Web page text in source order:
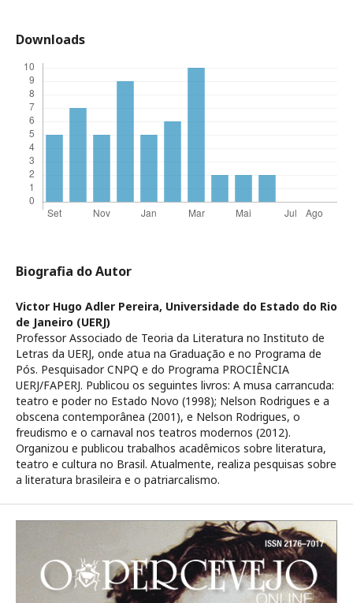
Downloads
Biografia do Autor
Victor Hugo Adler Pereira, Universidade do Estado do Rio
de Janeiro (UERJ)
Professor Associado de Teoria da Literatura no Instituto de
Letras da UERJ, onde atua na Graduação e no Programa de
Pós. Pesquisador CNPQ e do Programa PROCIÊNCIA
UERJ/FAPERJ. Publicou os seguintes livros: A musa carrancuda:
teatro e poder no Estado Novo (1998); Nelson Rodrigues e a
obscena contemporânea (2001), e Nelson Rodrigues, o
freudismo e o carnaval nos teatros modernos (2012).
Organizou e publicou trabalhos acadêmicos sobre literatura,
teatro e cultura no Brasil. Atualmente, realiza pesquisas sobre
a literatura brasileira e o patriarcalismo.